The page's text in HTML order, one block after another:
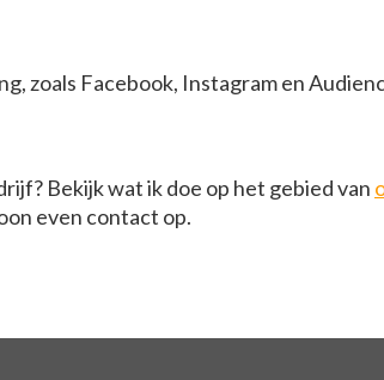
zoals Facebook, Instagram en
Bekijk wat ik doe op het gebied van
even contact op.